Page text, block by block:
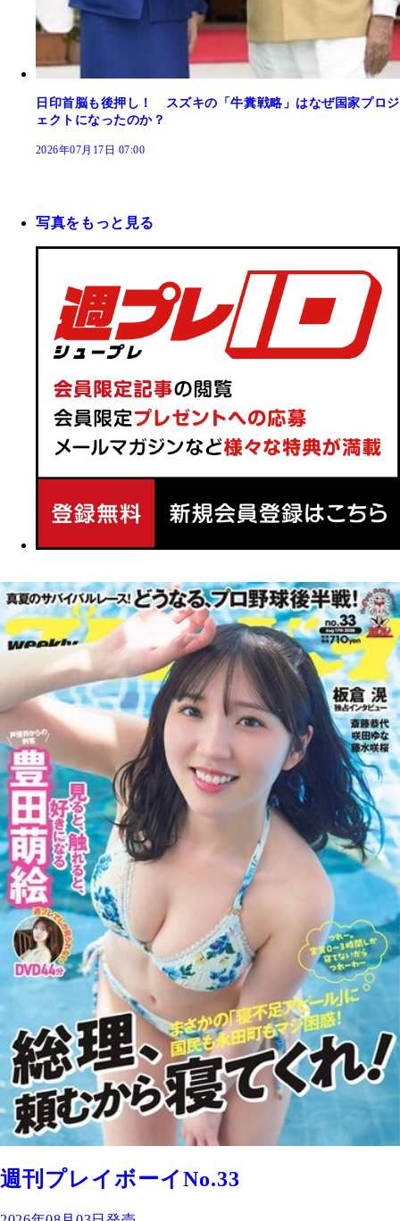
日印首脳も後押し！ スズキの「牛糞戦略」はなぜ国家プロジ
ェクトになったのか？
2026年07月17日 07:00
写真をもっと見る
週刊プレイボーイNo.33